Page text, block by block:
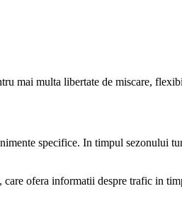
mai multa libertate de miscare,
specifice. In timpul sezonului
ofera informatii despre trafic in